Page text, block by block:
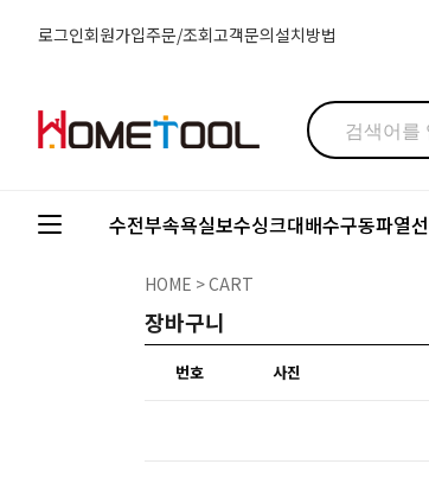
로그인회원가입주문/조회고객문의설치방법
수전부속욕실보수싱크대배수구동파열선
HOME > CART
장바구니
번호 사진